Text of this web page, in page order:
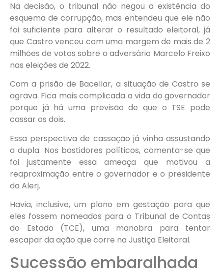
Na decisão, o tribunal não negou a existência do
esquema de corrupção, mas entendeu que ele não
foi suficiente para alterar o resultado eleitoral, já
que Castro venceu com uma margem de mais de 2
milhões de votos sobre o adversário Marcelo Freixo
nas eleições de 2022.
Com a prisão de Bacellar, a situação de Castro se
agrava. Fica mais complicada a vida do governador
porque já há uma previsão de que o TSE pode
cassar os dois.
Essa perspectiva de cassação já vinha assustando
a dupla. Nos bastidores políticos, comenta-se que
foi justamente essa ameaça que motivou a
reaproximação entre o governador e o presidente
da Alerj.
Havia, inclusive, um plano em gestação para que
eles fossem nomeados para o Tribunal de Contas
do Estado (TCE), uma manobra para tentar
escapar da ação que corre na Justiça Eleitoral.
Sucessão embaralhada